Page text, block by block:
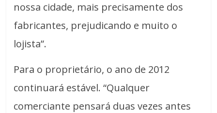
nossa cidade, mais precisamente dos
fabricantes, prejudicando e muito o
lojista”.
Para o proprietário, o ano de 2012
continuará estável. “Qualquer
comerciante pensará duas vezes antes